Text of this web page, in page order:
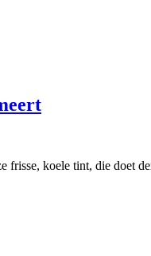
frisse, koele tint, die doet